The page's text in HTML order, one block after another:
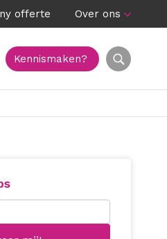
offerte Over ons
Kennismaken?